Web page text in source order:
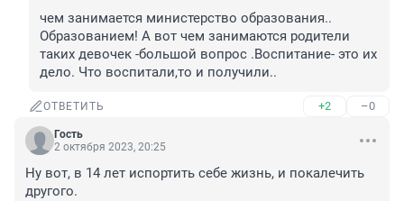
чем занимается министерство образования..
Образованием! А вот чем занимаются родители
таких девочек -большой вопрос .Воспитание- это их
дело. Что воспитали,то и получили..
ОТВЕТИТЬ +2 –0
Гость
2 октября 2023, 20:25
Ну вот, в 14 лет испортить себе жизнь, и покалечить
другого.